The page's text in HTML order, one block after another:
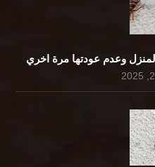
وعدم عودتها مرة اخري